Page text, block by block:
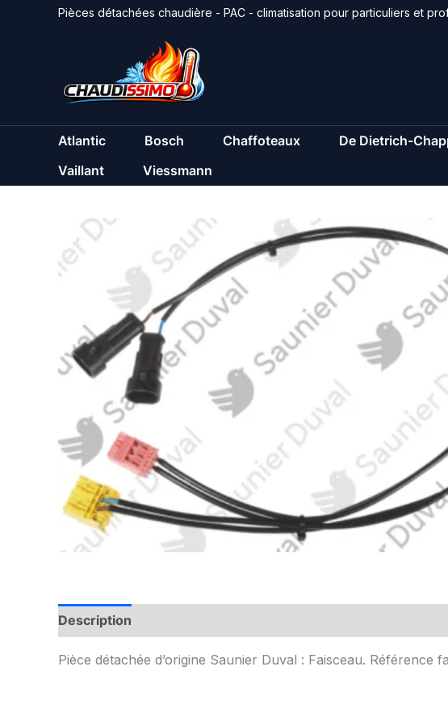
Pièces détachées chaudière - PAC - climatisation pour particuliers et
Atlantic Bosch Chaffoteaux De Dietrich-
Vaillant
Viessmann
Description
Pièce détachée d’origine Saunier Duval : Faisceau. Référence